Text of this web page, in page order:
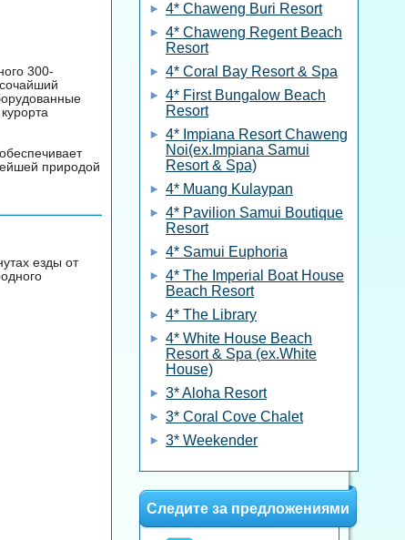
300-
природой
езды от
4* Chaweng Buri Resort
4* Chaweng Regent Beach
Resort
4* Coral Bay Resort & Spa
4* First Bungalow Beach
Resort
4* Impiana Resort Chaweng
Noi(ex.Impiana Samui
Resort & Spa)
4* Muang Kulaypan
4* Pavilion Samui Boutique
Resort
4* Samui Euphoria
4* The Imperial Boat House
Beach Resort
4* The Library
4* White House Beach
Resort & Spa (ex.White
House)
3* Aloha Resort
3* Coral Cove Chalet
3* Weekender
Следите за предложениями